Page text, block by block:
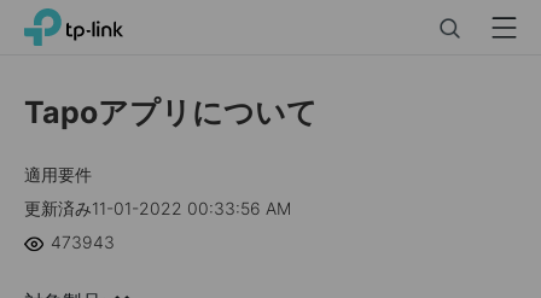
Click
navigation
TP-Link, Reliably Smart Menu
Tapoアプリについて
適用要件
更新済み11-01-2022 00:33:56 AM
473943